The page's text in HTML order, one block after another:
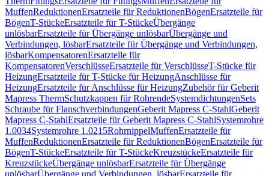
MuffenReduktionenErsatzteile für ReduktionenBögenErsatzteile für
BögenT-StückeErsatzteile für T-StückeÜbergänge
unlösbarErsatzteile für Übergänge unlösbarÜbergänge und
Verbindungen, lösbarErsatzteile für Übergänge und Verbindungen,
lösbarKompensatorenErsatzteile für
KompensatorenVerschlüsseErsatzteile für VerschlüsseT-Stücke für
HeizungErsatzteile für T-Stücke für HeizungAnschlüsse für
HeizungErsatzteile für Anschlüsse für HeizungZubehör für Geberit
Mapress ThermSchutzkappen für RohrendeSystemdichtungenSets
Schraube für FlanschverbindungenGeberit Mapress C-StahlGeberit
Mapress C-StahlErsatzteile für Geberit Mapress C-StahlSystemrohre
1.0034Systemrohre 1.0215RohrnippelMuffenErsatzteile für
MuffenReduktionenErsatzteile für ReduktionenBögenErsatzteile für
BögenT-StückeErsatzteile für T-StückeKreuzstückeErsatzteile für
KreuzstückeÜbergänge unlösbarErsatzteile für Übergänge
unlösbarÜbergänge und Verbindungen, lösbarErsatzteile für